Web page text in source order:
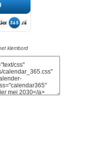
klembord